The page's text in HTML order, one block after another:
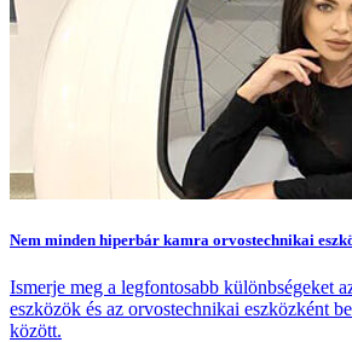
Nem minden hiperbár kamra orvostechnikai
Ismerje meg a legfontosabb különbségeket
eszközök és az orvostechnikai eszközként
között.